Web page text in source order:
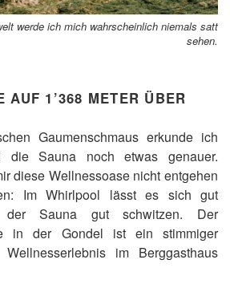
werde ich mich wahrscheinlich niemals satt
sehen.
AUF 1’368 METER ÜBER
Gaumenschmaus erkunde ich
die Sauna noch etwas genauer.
diese Wellnessoase nicht entgehen
Im Whirlpool lässt es sich gut
Sauna gut schwitzen. Der
in der Gondel ist ein stimmiger
im Berggasthaus